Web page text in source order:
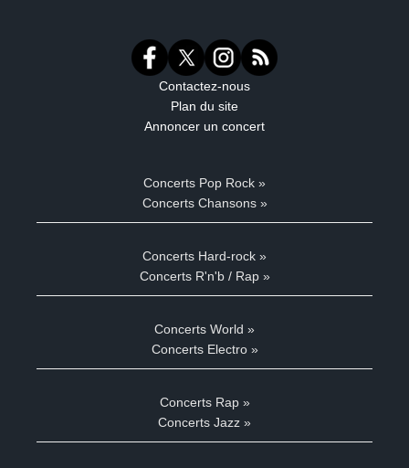
Contactez-nous
Plan du site
Annoncer un concert
Concerts Pop Rock »
Concerts Chansons »
Concerts Hard-rock »
Concerts R'n'b / Rap »
Concerts World »
Concerts Electro »
Concerts Rap »
Concerts Jazz »